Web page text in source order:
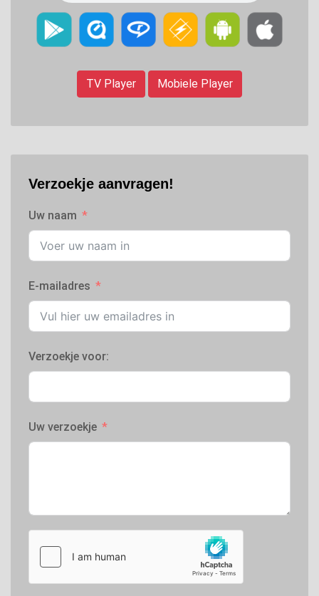
TV Player Mobiele Player
Verzoekje aanvragen!
Uw naam
E-mailadres
Verzoekje voor:
Uw verzoekje